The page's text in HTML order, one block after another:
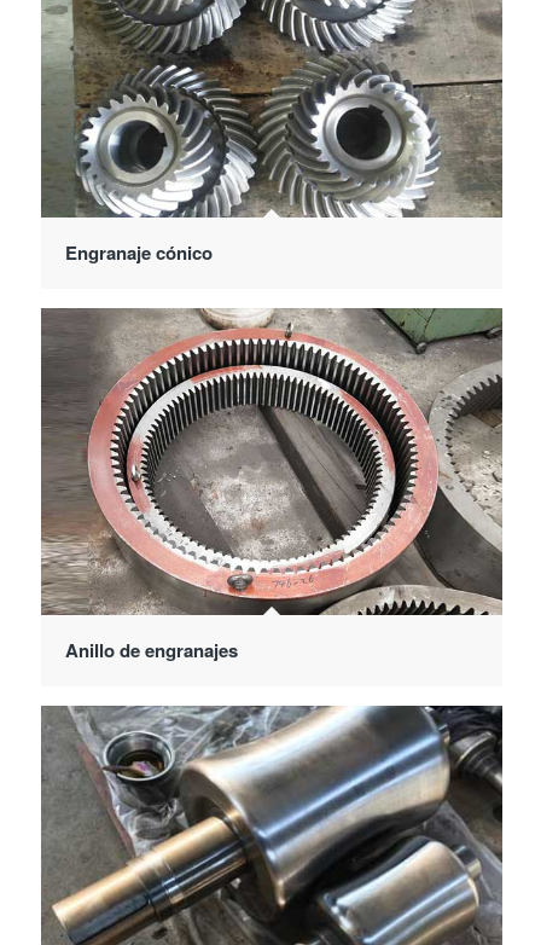
Engranaje cónico
Anillo de engranajes